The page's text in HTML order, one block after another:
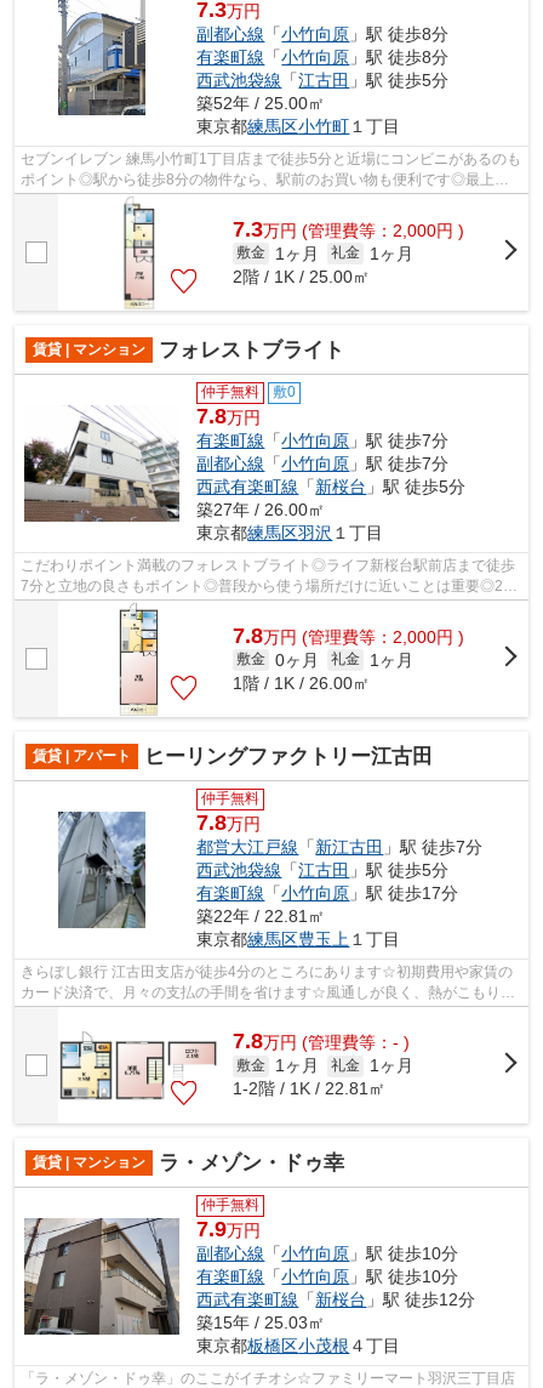
7.3万円
副都心線 「小竹向原 」駅 徒歩8分
有楽町線 「小竹向原 」駅 徒歩8分
西武池袋線 「江古田 」駅 徒歩5分
築52年 / 25.00㎡
東京都練馬区小竹町１丁目
セブンイレブン 練馬小竹町1丁目店まで徒歩5分と近場にコンビニがあるのも
ポイント◎駅から徒歩8分の物件なら、駅前のお買い物も便利です◎最上階
の物件です◎お使いいただける沿線は2つ...
7.3万円 (管理費等：2,000円 )
敷金 1ヶ月 礼金
1ヶ月
2階 / 1K / 25.00㎡
賃貸 | マンション フォレストブライト
仲手無料 敷0
7.8万円
有楽町線 「小竹向原 」駅 徒歩7分
副都心線 「小竹向原 」駅 徒歩7分
西武有楽町線 「新桜台 」駅 徒歩5分
築27年 / 26.00㎡
東京都練馬区羽沢 １丁目
こだわりポイント満載のフォレストブライト◎ライフ新桜台駅前店まで徒歩
7分と立地の良さもポイント◎普段から使う場所だけに近いことは重要◎2沿
線利用可能なため、電車利用に便利な物件...
7.8万円 (管理費等：2,000円 )
敷金 0ヶ月 礼金
1ヶ月
1階 / 1K / 26.00㎡
賃貸 | アパート ヒーリングファクトリー江古田
仲手無料
7.8万円
都営大江戸線 「新江古田 」駅 徒歩7分
西武池袋線 「江古田 」駅 徒歩5分
有楽町線 「小竹向原 」駅 徒歩17分
築22年 / 22.81㎡
東京都練馬区豊玉上 １丁目
きらぼし銀行 江古田支店が徒歩4分のところにあります☆初期費用や家賃の
カード決済で、月々の支払の手間を省けます☆風通しが良く、熱がこもりに
くいので、室内が暑くなりにくいです☆こ...
7.8万円 (管理費等：- )
敷金 1ヶ月 礼金
1ヶ月
1-2階 / 1K / 22.81㎡
賃貸 | マンション ラ・メゾン・ドゥ幸
仲手無料
7.9万円
副都心線 「小竹向原 」駅 徒歩10分
有楽町線 「小竹向原 」駅 徒歩10分
西武有楽町線 「新桜台 」駅 徒歩12分
築15年 / 25.03㎡
東京都板橋区小茂根 ４丁目
「ラ・メゾン・ドゥ幸」のここがイチオシ☆ファミリーマート羽沢三丁目店